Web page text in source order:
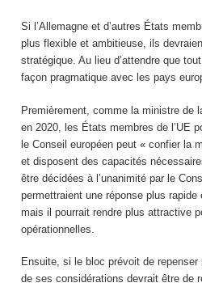
Si l’Allemagne et d’autres États
plus flexible et ambitieuse, ils
stratégique. Au lieu d’attendre que
façon pragmatique avec les pays
Premièrement, comme la ministre de
en 2020, les États membres de l’UE
le Conseil européen peut « confier la
et disposent des capacités
être décidées à l’unanimité par le
permettraient une réponse plus rapide
mais il pourrait rendre plus attractive
opérationnelles.
Ensuite, si le bloc prévoit de
de ses considérations devrait être de